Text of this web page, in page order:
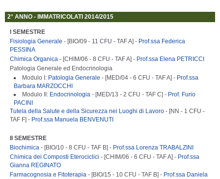
2° ANNO - IMMATRICOLATI 2014/2015
I SEMESTRE
Fisiologia Generale - [BIO/09 - 11 CFU - TAF A] - Prof.ssa Federica
PESSINA
Chimica Organica - [CHIM/06 - 8 CFU - TAF A] - Prof.ssa Elena PETRICCI
Patologia Generale ed Endocrinologia
Modulo I: Patologia Generale - [MED/04 - 6 CFU - TAF A] - Prof.ssa
Barbara MARZOCCHI
Modulo II: Endocrinologia - [MED/13 - 2 CFU - TAF C] - Prof. Furio
PACINI
Tutela della Salute e della Sicurezza nei Luoghi di Lavoro - [NN - 1 CFU -
TAF F] - Prof.ssa Manuela BENVENUTI
II SEMESTRE
Biochimica - [BIO/10 - 8 CFU - TAF B] - Prof.ssa Lorenza TRABALZINI
Chimica dei Composti Eterociclici - [CHIM/06 - 6 CFU - TAF A] - Prof.ssa
Gianna REGINATO
Farmacognosia e Fitoterapia - [BIO/15 - 10 CFU - TAF B] - Prof.ssa Daniela